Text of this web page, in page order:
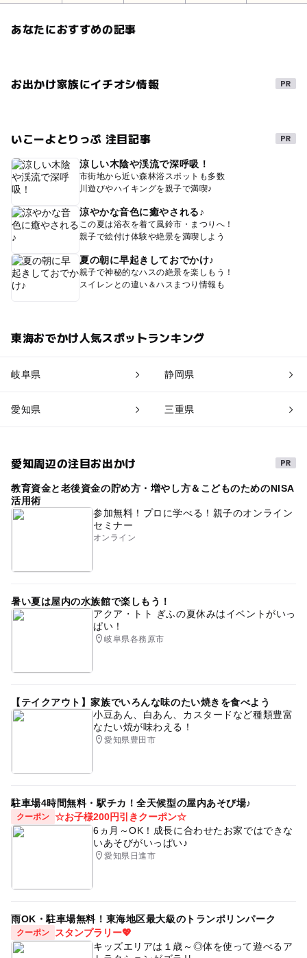
あなたにおすすめの記事
お出かけ家族にイチオシ情報
いこーよとりっぷ 注目記事
涼しい木陰や渓流で深呼吸！
市街地から近い森林浴スポットも多数
川遊びやハイキングを親子で満喫♪
涼やかな音色に癒やされる♪
この夏は浴衣を着て風鈴市・まつりへ！
親子で絵付け体験や絶景を満喫しよう
夏の朝に早起きしておでかけ♪
親子で神秘的なハスの絶景を楽しもう！
スイレンとの違い＆ハスまつり情報も
東海おでかけ人気スポットランキング
岐阜県 静岡県
愛知県 三重県
愛知周辺の注目お出かけ
教育資金と老後資金の貯め方・増やし方＆こどものためのNISA
活用術
参加無料！プロに学べる！親子のオンライン
セミナー
オンライン
暑い夏は屋内の水族館で楽しもう！
アクア・トト ぎふの夏休みはイベントがいっ
ぱい！
岐阜県各務原市
【テイクアウト】家族でいろんな味のたい焼きを食べよう
小豆あん、白あん、カスタードなど種類豊富
なたい焼が味わえる！
愛知県豊田市
駐車場4時間無料・駅チカ！全天候型の屋内あそび場♪
クーポン ☆お子様200円引きクーポン☆
6ヵ月～OK！成長に合わせたお家ではできな
いあそびがいっぱい♪
愛知県日進市
雨OK・駐車場無料！東海地区最大級のトランポリンパーク
クーポン
スタンプラリー💖
キッズエリアは１歳～◎体を使って遊べるア